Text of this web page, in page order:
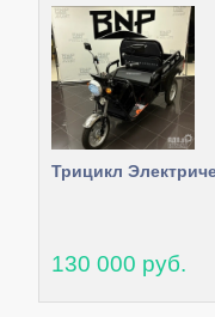
Трицикл
130 000 руб.